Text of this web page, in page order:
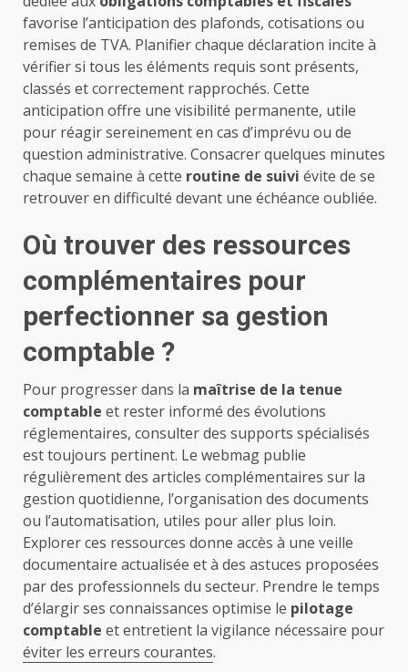
favorise l’anticipation des plafonds, cotisations ou
remises de TVA. Planifier chaque déclaration incite à
vérifier si tous les éléments requis sont présents,
classés et correctement rapprochés. Cette
anticipation offre une visibilité permanente, utile
pour réagir sereinement en cas d’imprévu ou de
question administrative. Consacrer quelques minutes
chaque semaine à cette routine de suivi évite de se
retrouver en difficulté devant une échéance oubliée.
Où trouver des ressources
complémentaires pour
perfectionner sa gestion
comptable ?
Pour progresser dans la maîtrise de la tenue
comptable et rester informé des évolutions
réglementaires, consulter des supports spécialisés
est toujours pertinent. Le webmag publie
régulièrement des articles complémentaires sur la
gestion quotidienne, l’organisation des documents
ou l’automatisation, utiles pour aller plus loin.
Explorer ces ressources donne accès à une veille
documentaire actualisée et à des astuces proposées
par des professionnels du secteur. Prendre le temps
d’élargir ses connaissances optimise le pilotage
comptable et entretient la vigilance nécessaire pour
éviter les erreurs courantes.